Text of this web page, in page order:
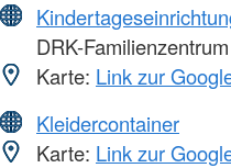
DRK-
Karte: Link zur
Kleidercontainer
Karte: Link zur